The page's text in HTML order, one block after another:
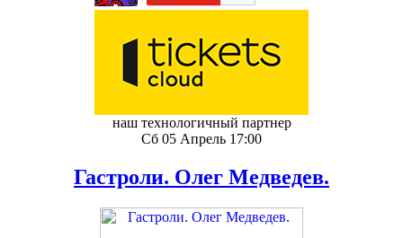
наш технологичный партнер
Сб 05 Апрель 17:00
Гастроли. Олег Медведев.